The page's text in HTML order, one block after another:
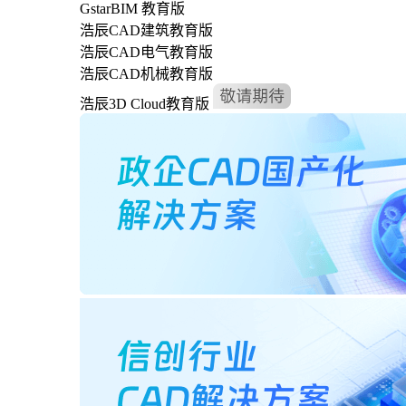
GstarBIM 教育版
浩辰CAD建筑教育版
浩辰CAD电气教育版
浩辰CAD机械教育版
浩辰3D Cloud教育版